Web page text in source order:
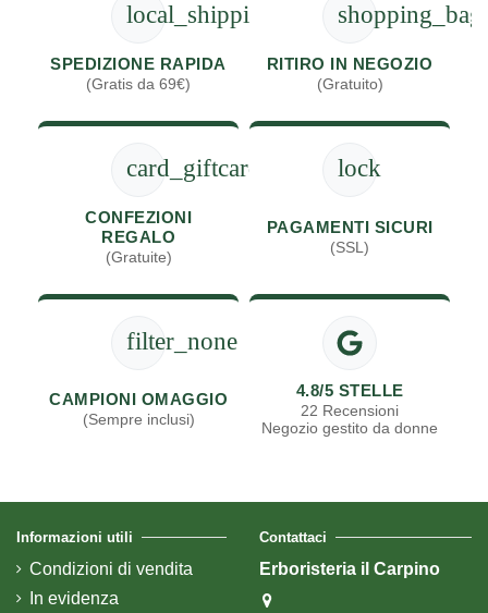
local_shipping
SPEDIZIONE RAPIDA
(Gratis da 69€)
shopping_bag
RITIRO IN NEGOZIO
(Gratuito)
card_giftcard
CONFEZIONI
REGALO
(Gratuite)
lock
PAGAMENTI SICURI
(SSL)
filter_none
CAMPIONI OMAGGIO
(Sempre inclusi)
4.8/5 STELLE
22 Recensioni
Negozio gestito da donne
Informazioni utili
Condizioni di vendita
In evidenza
Contattaci
Erboristeria il Carpino